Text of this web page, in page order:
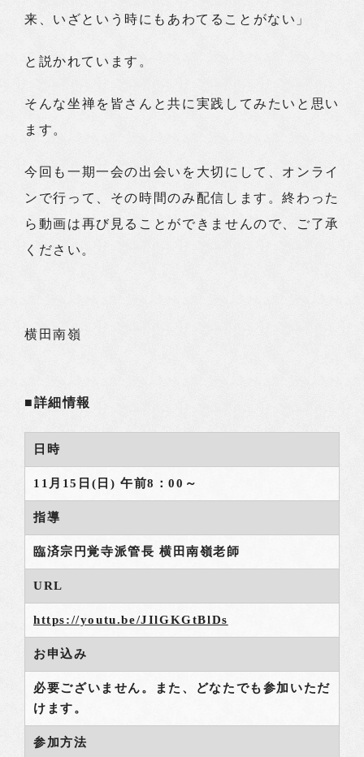
来、いざという時にもあわてることがない」
と説かれています。
そんな坐禅を皆さんと共に実践してみたいと思い
ます。
今回も一期一会の出会いを大切にして、オンライ
ンで行って、その時間のみ配信します。終わった
ら動画は再び見ることができませんので、ご了承
ください。
横田南嶺
■詳細情報
日時
11月15日(日) 午前8：00～
指導
臨済宗円覚寺派管長 横田南嶺老師
URL
https://youtu.be/JIlGKGtBlDs
お申込み
必要ございません。また、どなたでも参加いただ
けます。
参加方法